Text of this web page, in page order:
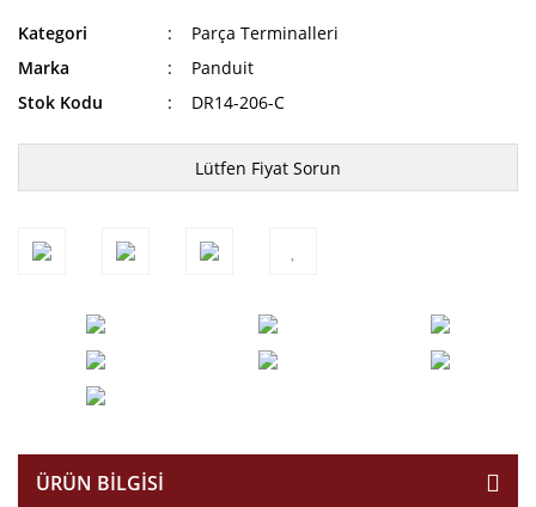
Kategori
Parça Terminalleri
Marka
Panduit
Stok Kodu
DR14-206-C
Lütfen Fiyat Sorun
ÜRÜN BILGISI